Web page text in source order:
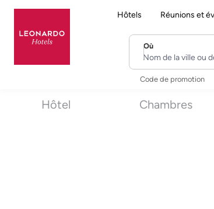
Hôtels Réunions et
Où
Nom de la ville
Code de promotion
Hôtel Chambres